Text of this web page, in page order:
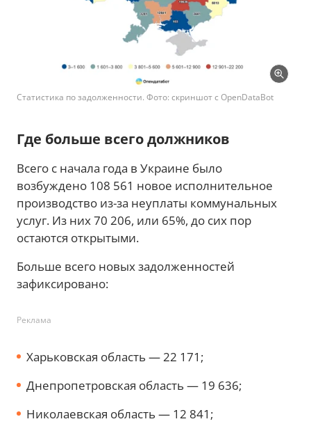
Статистика по задолженности. Фото: скриншот с OpenDataBot
Где больше всего должников
Всего с начала года в Украине было
возбуждено 108 561 новое исполнительное
производство из-за неуплаты коммунальных
услуг. Из них 70 206, или 65%, до сих пор
остаются открытыми.
Больше всего новых задолженностей
зафиксировано:
Реклама
Харьковская область — 22 171;
Днепропетровская область — 19 636;
Николаевская область — 12 841;